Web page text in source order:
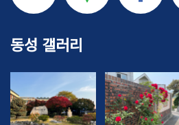
동성 갤러리